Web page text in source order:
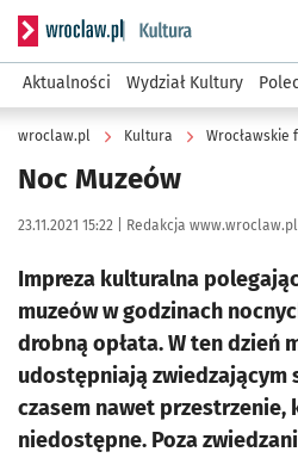
Serwis informacyjny wroclaw.pl
Aktualności Wydział Kultury
wroclaw.pl Kultura Wrocławskie
Noc Muzeów
Data publikacji:
23.11.2021 15:22 | Autor:
Redakcja www.wroclaw.pl
Impreza kulturalna
muzeów w godzinach
drobną opłata. W ten dzień
udostępniają zwiedzającym
czasem nawet przestrzenie,
niedostępne. Poza